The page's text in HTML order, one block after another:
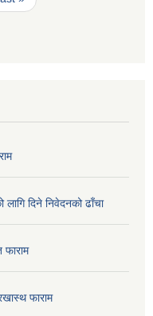
दिने निवेदनको ढाँचा
फाराम
फाराम